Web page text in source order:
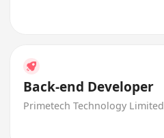
Back-end Developer
Primetech Technology Limited